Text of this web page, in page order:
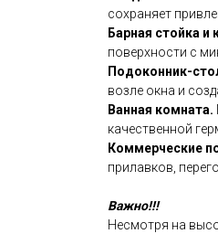
сохраняет
Барная стойка и
поверхности с
Подоконник-
возле окна и
Ванная комната.
качественной
Коммерческие
прилавков,
Важно!!!
Несмотря на